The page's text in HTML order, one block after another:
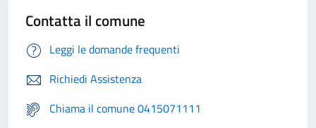
Contatta il comune
Leggi le domande frequenti
Richiedi Assistenza
Chiama il comune 0415071111